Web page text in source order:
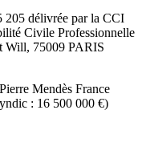
205 délivrée par la CCI
Civile Professionnelle
Will, 75009 PARIS
Mendès France
: 16 500 000 €)